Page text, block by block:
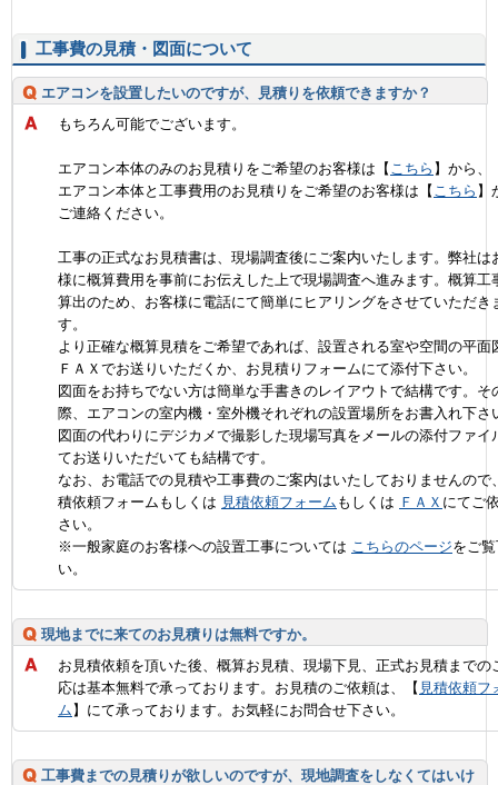
工事費の見積・図面について
エアコンを設置したいのですが、見積りを依頼できますか？
もちろん可能でございます。
エアコン本体のみのお見積りをご希望のお客様は【 こちら 】から、
エアコン本体と工事費用のお見積りをご希望のお客様は【 こちら 】
ご連絡ください。
工事の正式なお見積書は、現場調査後にご案内いたします。弊社は
様に概算費用を事前にお伝えした上で現場調査へ進みます。概算工
算出のため、お客様に電話にて簡単にヒアリングをさせていただき
す。
より正確な概算見積をご希望であれば、設置される室や空間の平面
ＦＡＸでお送りいただくか、お見積りフォームにて添付下さい。
図面をお持ちでない方は簡単な手書きのレイアウトで結構です。そ
際、エアコンの室内機・室外機それぞれの設置場所をお書入れ下さ
図面の代わりにデジカメで撮影した現場写真をメールの添付ファイ
てお送りいただいても結構です。
なお、お電話での見積や工事費のご案内はいたしておりませんので
積依頼フォームもしくは 見積依頼フォーム もしくは ＦＡＸ にてご
さい。
※一般家庭のお客様への設置工事については こちらのページをご
い。
現地までに来てのお見積りは無料ですか。
お見積依頼を頂いた後、概算お見積、現場下見、正式お見積までの
応は基本無料で承っております。お見積のご依頼は、【 見積依頼フ
ム】にて承っております。お気軽にお問合せ下さい。
工事費までの見積りが欲しいのですが、現地調査をしなくてはいけ